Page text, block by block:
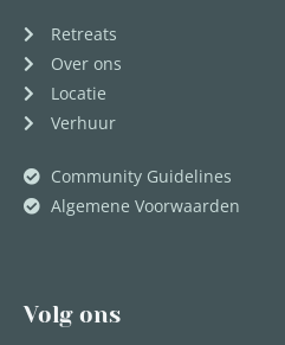
Retreats
Over ons
Locatie
Verhuur
Community Guidelines
Algemene Voorwaarden
Volg ons